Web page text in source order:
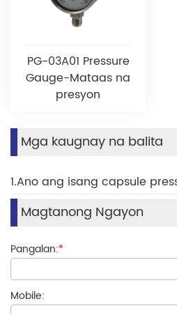
PG-03A01 Pressure
Gauge-Mataas na
presyon
Mga kaugnay na balita
1.Ano ang isang capsule
Magtanong Ngayon
Pangalan:*
Mobile: